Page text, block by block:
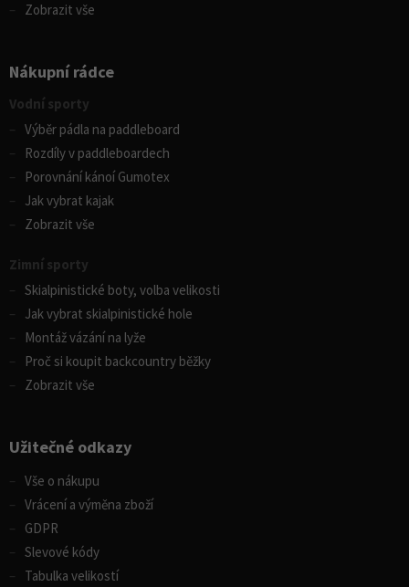
Zobrazit vše
Nákupní rádce
Vodní sporty
Výběr pádla na paddleboard
Rozdíly v paddleboardech
Porovnání kánoí Gumotex
Jak vybrat kajak
Zobrazit vše
Zimní sporty
Skialpinistické boty, volba velikosti
Jak vybrat skialpinistické hole
Montáž vázání na lyže
Proč si koupit backcountry běžky
Zobrazit vše
Užitečné odkazy
Vše o nákupu
Vrácení a výměna zboží
GDPR
Slevové kódy
Tabulka velikostí